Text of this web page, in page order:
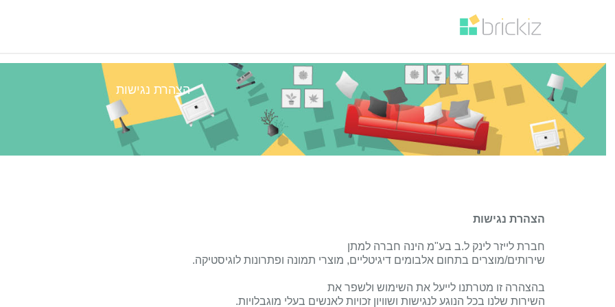
הצהרת נגישות
הצהרת נגישות
חברת לייזר לינק ל.ב בע"מ הינה חברה למתן
שירותים/מוצרים בתחום אלבומים דיגיטליים, מוצרי תמונה ופתרונות לוגיסטיקה.
בהצהרה זו מטרתנו לייעל את השימוש ולשפר את
השירות שלנו בכל הנוגע לנגישות ושוויון זכויות לאנשים בעלי מוגבלויות.